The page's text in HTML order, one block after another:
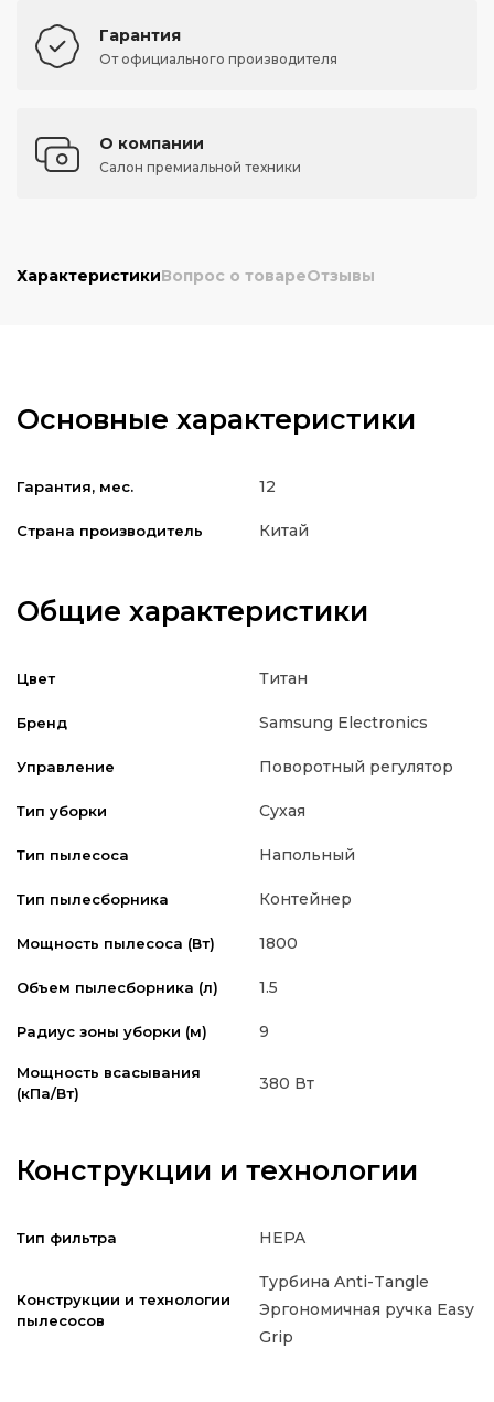
Гарантия
От официального производителя
О компании
Салон премиальной техники
ХарактеристикиВопрос о товареОтзывы
Основные характеристики
Гарантия, мес. 12
Страна производитель Китай
Общие характеристики
Цвет Титан
Бренд Samsung Electronics
Управление Поворотный регулятор
Тип уборки Сухая
Тип пылесоса Напольный
Тип пылесборника Контейнер
Мощность пылесоса (Вт) 1800
Объем пылесборника (л) 1.5
Радиус зоны уборки (м) 9
Мощность всасывания
(кПа/Вт)
380 Вт
Конструкции и технологии
Тип фильтра HEPA
Конструкции и технологии
пылесосов
Турбина Anti-Tangle
Эргономичная ручка Easy
Grip